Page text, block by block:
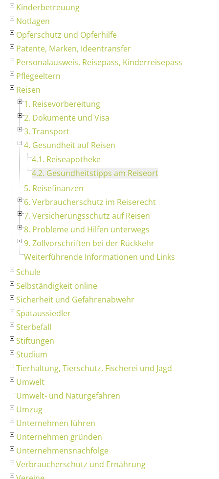
Kinderbetreuung
Notlagen
Opferschutz und Opferhilfe
Patente, Marken, Ideentransfer
Personalausweis, Reisepass, Kinderreisepass
Pflegeeltern
Reisen
1. Reisevorbereitung
2. Dokumente und Visa
3. Transport
4. Gesundheit auf Reisen
4.1. Reiseapotheke
4.2. Gesundheitstipps am Reiseort
5. Reisefinanzen
6. Verbraucherschutz im Reiserecht
7. Versicherungsschutz auf Reisen
8. Probleme und Hilfen unterwegs
9. Zollvorschriften bei der Rückkehr
Weiterführende Informationen und Links
Schule
Selbständigkeit online
Sicherheit und Gefahrenabwehr
Spätaussiedler
Sterbefall
Stiftungen
Studium
Tierhaltung, Tierschutz, Fischerei und Jagd
Umwelt
Umwelt- und Naturgefahren
Umzug
Unternehmen führen
Unternehmen gründen
Unternehmensnachfolge
Verbraucherschutz und Ernährung